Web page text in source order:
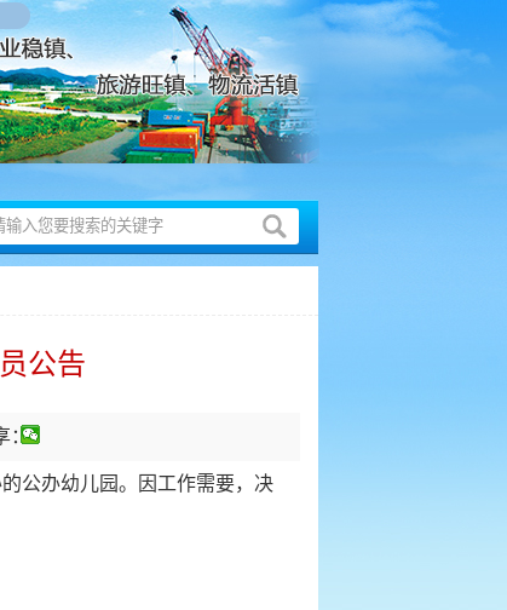
公告
：
公办幼儿园。因工作需要，决